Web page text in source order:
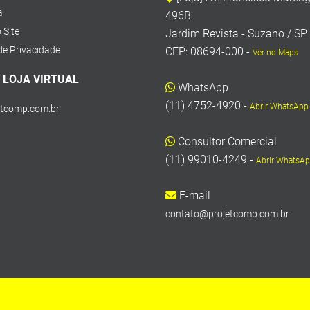
Site
Privacidade
LOJA VIRTUAL
496B
Jardim Revista - Suzano / SP
CEP: 08694-000 - Ver no Maps
WhatsApp
(11) 4752-4920 - Abrir WhatsApp
Consultor Comercial
(11) 99010-4249 - Abrir
E-mail
contato@projetcomp.com.br